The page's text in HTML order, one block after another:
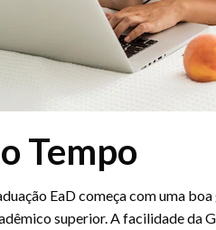
Tempo
EaD começa com uma
superior. A facilidade da